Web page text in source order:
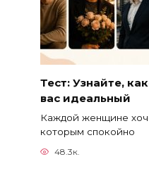
Тест: Узнайте,
вас идеальный
Каждой женщине
которым спокойно
48.3к.